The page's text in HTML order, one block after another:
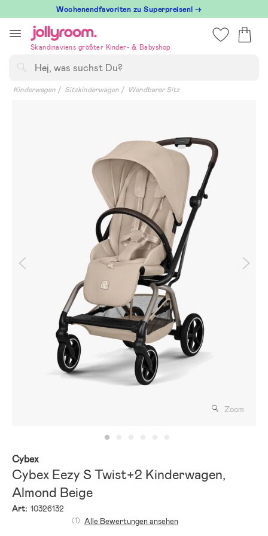
till
innehållet
Wochenendfavoriten zu Superpreisen! →
Skandinaviens größter Kinder- & Babyshop
Kinderwagen Sitzkinderwagen Wendbarer Sitz
Zoom
Cybex
Cybex Eezy S Twist+2 Kinderwagen,
Almond Beige
Art: 10326132
(1) Alle Bewertungen ansehen